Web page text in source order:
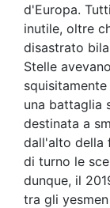
d'Europa.
inutile, oltre
disastrato
Stelle
una battaglia
destinata a
dall'alto della
di turno le
dunque, il
tra gli